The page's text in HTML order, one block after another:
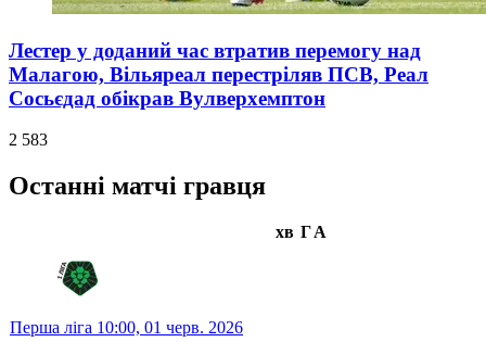
Лестер у доданий час втратив перемогу над
Малагою, Вільяреал перестріляв ПСВ, Реал
Сосьєдад обікрав Вулверхемптон
2 583
Останні матчі гравця
хв ГА
Перша ліга 10:00, 01 черв. 2026